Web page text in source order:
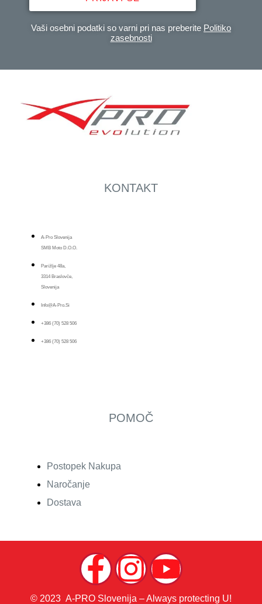
Vaši osebni podatki so varni pri nas preberite Politiko
zasebnosti
KONTAKT
A-Pro Slovenija
SMB Moto D.o.o.
Parižlje 48a,
3314 Braslovče,
Slovenija
Info@a-Pro.si
+386 (70) 528 506
+386 (70) 528 506
POMOČ
Postopek Nakupa
Naročanje
Dostava
© 2023 A-PRO Slovenija – Always protecting U!